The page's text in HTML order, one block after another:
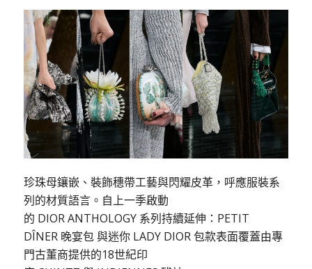
珍珠母鑲嵌、裝飾穗帶工藝與閃耀皮革，呼應服裝系
列的材質語言。自上一季啟動
的 DIOR ANTHOLOGY 系列持續延伸：PETIT
DÎNER 晚宴包 與迷你 LADY DIOR 包款表面覆蓋由專
門古董商提供的18世紀印